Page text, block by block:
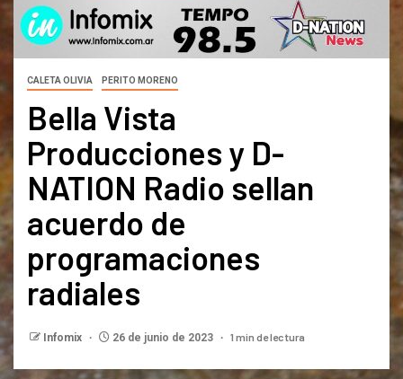
CALETA OLIVIA PERITO MORENO
Bella Vista
Producciones y D-
NATION Radio sellan
acuerdo de
programaciones
radiales
Infomix 26 de junio de 2023 1 min de lectura